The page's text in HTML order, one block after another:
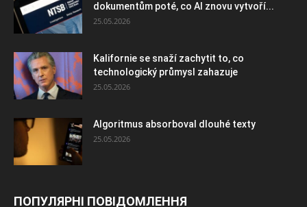
dokumentům poté, co AI znovu vytvoří...
25.05.2026
Kalifornie se snaží zachytit to, co
technologický průmysl zahazuje
25.05.2026
Algoritmus absorboval dlouhé texty
25.05.2026
ПОПУЛЯРНІ ПОВІДОМЛЕННЯ